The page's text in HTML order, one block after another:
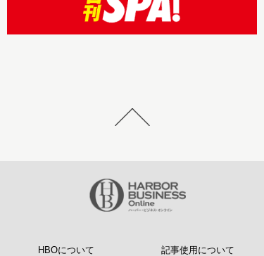
HBOについて 記事使用について